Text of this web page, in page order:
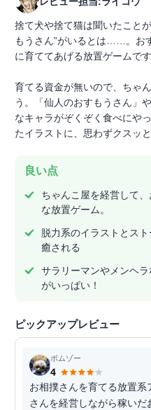
捨て犬や捨て猫は聞いたこと
もうさん”がいるとは……。お
に育ててあげる放置ゲームです
育てる資金が無いので、ちゃ
う。「仙人のおすもうさん」
なキャラがぞくぞく食べにや
たイラストに、思わずクスッ
良い点
ちゃんこ屋を経営して
な放置ゲーム。
脱力系のイラストとス
癒される
サラリーマンやメンヘ
がいっぱい！
ピックアップレビュー
ボムゾー
4
お相撲さんを育てる放置系
さんを経営しながら稼いだ